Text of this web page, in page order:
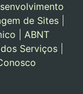
de Sites|
ABNT
Serviços